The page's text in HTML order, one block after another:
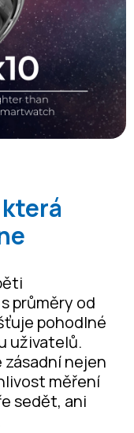
průměry od
pohodlné
uživatelů.
nejen
měření
sedět, ani